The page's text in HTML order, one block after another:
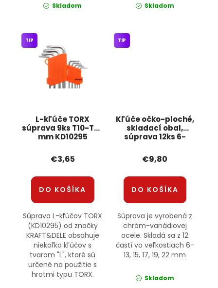
Skladom Skladom
L-kľúče TORX
súprava 9ks T10-T50
mm KD10295
TIP
€3,65
DO KOŠÍKA
Súprava L-kľúčov TORX
(KD10295) od značky
KRAFT&DELE obsahuje
niekoľko kľúčov s
tvarom "L", ktoré sú
určené na použitie s
hrotmi typu TORX.
Kľúče očko-ploché,
skladací obal,
súprava 12ks 6-
KRAFT&DELE
TIP
€9,80
DO KOŠÍKA
Súprava je vyrobená z
chróm-vanádiovej
ocele. Skladá sa z 12
častí vo veľkostiach 6-
13, 15, 17, 19, 22 mm
Skladom